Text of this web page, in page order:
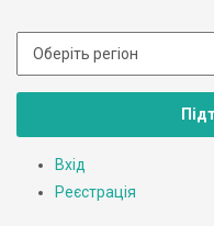
Вхід
Реєстрація